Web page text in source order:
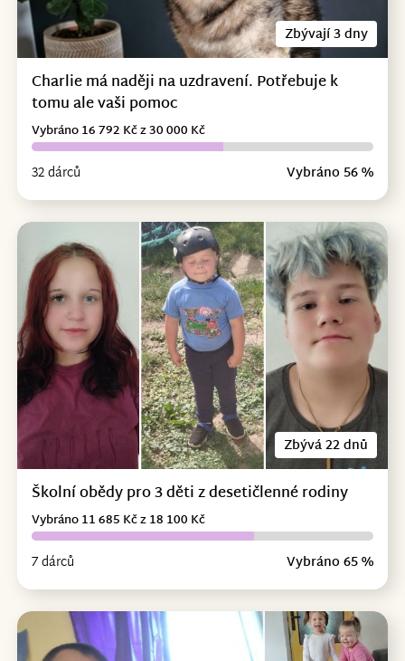
Zbývají 3 dny
Charlie má naději na uzdravení. Potřebuje k
tomu ale vaši pomoc
32 dárců Vybráno 56 %
Vybráno 16 792 Kč z 30 000 Kč
Zbývá 22 dnů
Školní obědy pro 3 děti z desetičlenné rodiny
7 dárců Vybráno 65 %
Vybráno 11 685 Kč z 18 100 Kč